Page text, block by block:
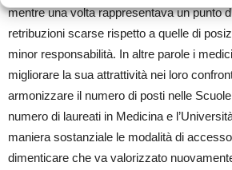
mentre una volta rappresentava un punto
retribuzioni scarse rispetto a quelle di
minor responsabilità. In altre parole i
migliorare la sua attrattività nei loro
armonizzare il numero di posti nelle
numero di laureati in Medicina e
maniera sostanziale le modalità di
dimenticare che va valorizzato